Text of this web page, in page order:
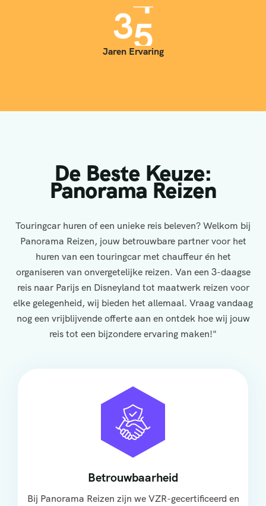
35
Jaren Ervaring
De Beste Keuze:
Panorama Reizen
Touringcar huren of een unieke reis beleven? Welkom bij
Panorama Reizen, jouw betrouwbare partner voor het
huren van een touringcar met chauffeur én het
organiseren van onvergetelijke reizen. Van een 3-daagse
reis naar Parijs en Disneyland tot maatwerk reizen voor
elke gelegenheid, wij bieden het allemaal. Vraag vandaag
nog een vrijblijvende offerte aan en ontdek hoe wij jouw
reis tot een bijzondere ervaring maken!"
Betrouwbaarheid
Bij Panorama Reizen zijn we VZR-gecertificeerd en